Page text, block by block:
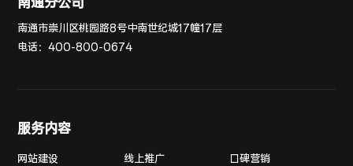
南通市崇川区桃园路8号中南世纪城17幢17层
电话：400-800-0674
服务内容
网站建设 线上推广 口碑营销